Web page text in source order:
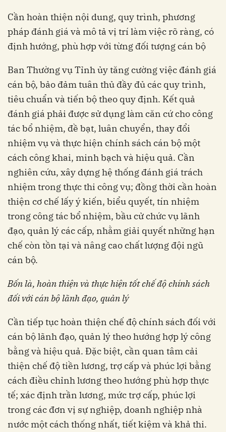
Cần hoàn thiện nội dung, quy trình, phương
pháp đánh giá và mô tả vị trí làm việc rõ ràng, có
định hướng, phù hợp với từng đối tượng cán bộ
Ban Thường vụ Tỉnh ủy tăng cường việc đánh giá
cán bộ, bảo đảm tuân thủ đầy đủ các quy trình,
tiêu chuẩn và tiến bộ theo quy định. Kết quả
đánh giá phải được sử dụng làm căn cứ cho công
tác bổ nhiệm, đề bạt, luân chuyển, thay đổi
nhiệm vụ và thực hiện chính sách cán bộ một
cách công khai, minh bạch và hiệu quả. Cần
nghiên cứu, xây dựng hệ thống đánh giá trách
nhiệm trong thực thi công vụ; đồng thời cần hoàn
thiện cơ chế lấy ý kiến, biểu quyết, tín nhiệm
trong công tác bổ nhiệm, bầu cử chức vụ lãnh
đạo, quản lý các cấp, nhằm giải quyết những hạn
chế còn tồn tại và nâng cao chất lượng đội ngũ
cán bộ.
Bốn là, hoàn thiện và thực hiện tốt chế độ chính sách
đối với cán bộ lãnh đạo, quản lý
Cần tiếp tục hoàn thiện chế độ chính sách đối với
cán bộ lãnh đạo, quản lý theo hướng hợp lý công
bằng và hiệu quả. Đặc biệt, cần quan tâm cải
thiện chế độ tiền lương, trợ cấp và phúc lợi bằng
cách điều chỉnh lương theo hướng phù hợp thực
tế; xác định trần lương, mức trợ cấp, phúc lợi
trong các đơn vị sự nghiệp, doanh nghiệp nhà
nước một cách thống nhất, tiết kiệm và khả thi.